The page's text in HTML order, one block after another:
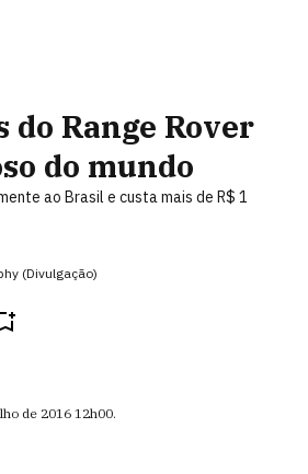
do Range Rover
do mundo
ao Brasil e custa mais de R$ 1
(Divulgação)
de 201612h00.